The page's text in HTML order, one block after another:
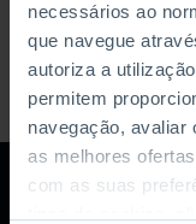
necessários ao
que navegue
autoriza a
permitem
navegação, avaliar
as melhores
com as suas